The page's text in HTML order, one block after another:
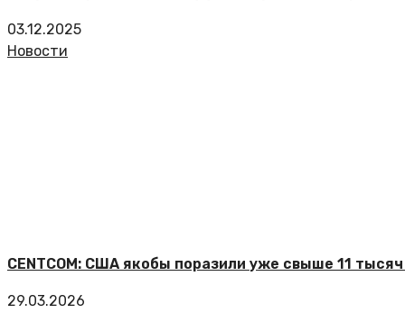
03.12.2025
Новости
CENTCOM: США якобы поразили уже свыше 11
29.03.2026